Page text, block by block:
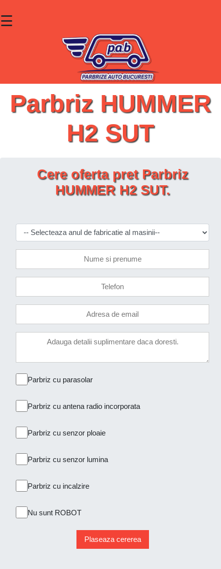
☰
Lunete
Geamuri
Contact
Parbriz HUMMER
H2 SUT
Cere oferta pret Parbriz
HUMMER H2 SUT.
Parbriz cu parasolar
Parbriz cu antena radio incorporata
Parbriz cu senzor ploaie
Parbriz cu senzor lumina
Parbriz cu incalzire
Nu sunt ROBOT
Plaseaza cererea